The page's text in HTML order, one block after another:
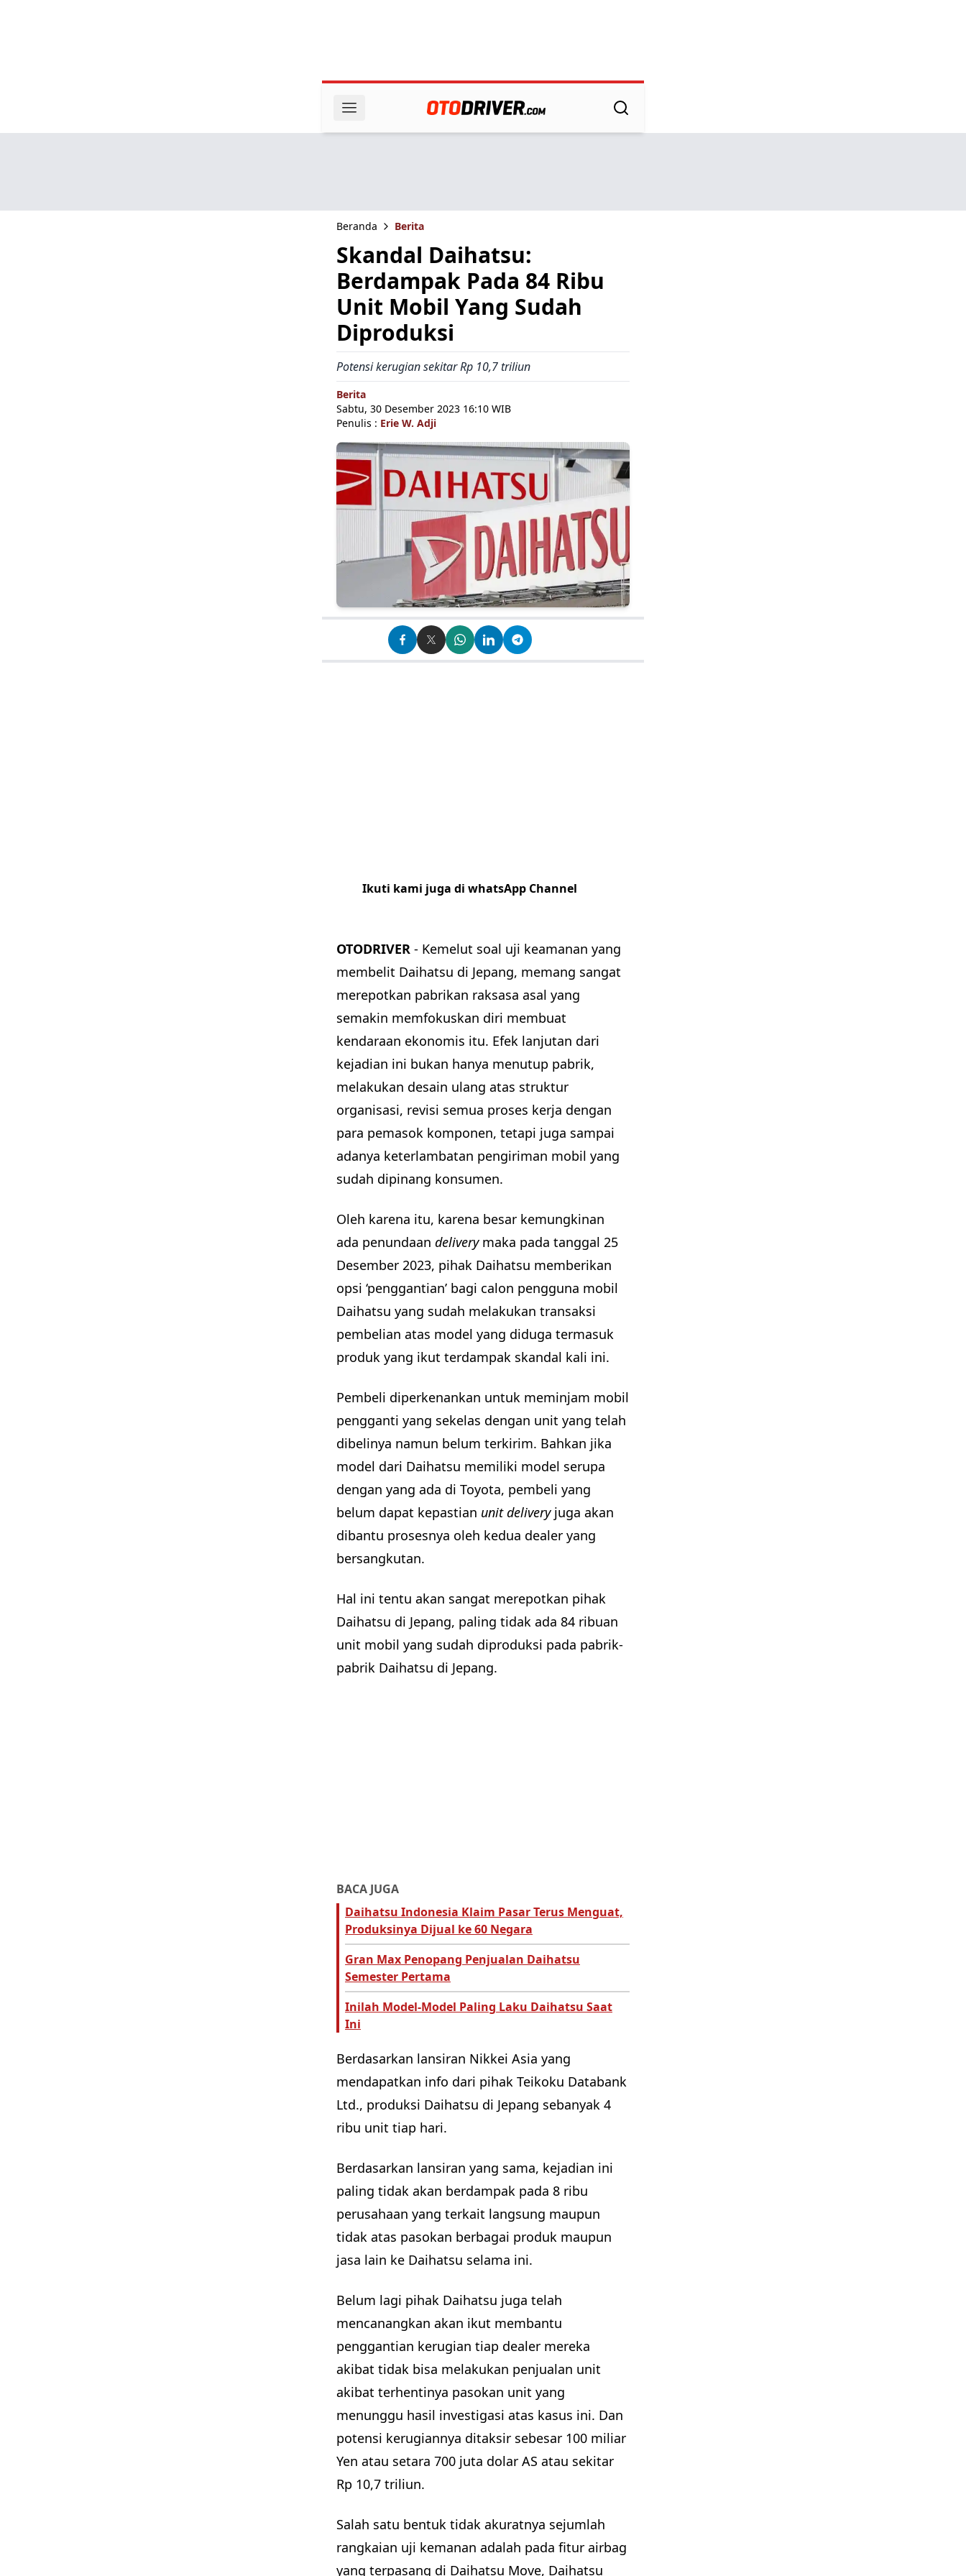
Beranda Berita
Skandal Daihatsu:
Berdampak Pada 84 Ribu
Unit Mobil Yang Sudah
Diproduksi
Potensi kerugian sekitar Rp 10,7 triliun
Berita
Sabtu, 30 Desember 2023 16:10 WIB
Penulis : Erie W. Adji
Ikuti kami juga di whatsApp Channel
OTODRIVER - Kemelut soal uji keamanan yang
membelit Daihatsu di Jepang, memang sangat
merepotkan pabrikan raksasa asal yang
semakin memfokuskan diri membuat
kendaraan ekonomis itu. Efek lanjutan dari
kejadian ini bukan hanya menutup pabrik,
melakukan desain ulang atas struktur
organisasi, revisi semua proses kerja dengan
para pemasok komponen, tetapi juga sampai
adanya keterlambatan pengiriman mobil yang
sudah dipinang konsumen.
Oleh karena itu, karena besar kemungkinan
ada penundaan delivery maka pada tanggal 25
Desember 2023, pihak Daihatsu memberikan
opsi ‘penggantian’ bagi calon pengguna mobil
Daihatsu yang sudah melakukan transaksi
pembelian atas model yang diduga termasuk
produk yang ikut terdampak skandal kali ini.
Pembeli diperkenankan untuk meminjam mobil
pengganti yang sekelas dengan unit yang telah
dibelinya namun belum terkirim. Bahkan jika
model dari Daihatsu memiliki model serupa
dengan yang ada di Toyota, pembeli yang
belum dapat kepastian unit deliveryjuga akan
dibantu prosesnya oleh kedua dealer yang
bersangkutan.
Hal ini tentu akan sangat merepotkan pihak
Daihatsu di Jepang, paling tidak ada 84 ribuan
unit mobil yang sudah diproduksi pada pabrik-
pabrik Daihatsu di Jepang.
BACA JUGA
Daihatsu Indonesia Klaim Pasar Terus Menguat,
Produksinya Dijual ke 60 Negara
Gran Max Penopang Penjualan Daihatsu
Semester Pertama
Inilah Model-Model Paling Laku Daihatsu Saat
Ini
Berdasarkan lansiran Nikkei Asia yang
mendapatkan info dari pihak Teikoku Databank
Ltd., produksi Daihatsu di Jepang sebanyak 4
ribu unit tiap hari.
Berdasarkan lansiran yang sama, kejadian ini
paling tidak akan berdampak pada 8 ribu
perusahaan yang terkait langsung maupun
tidak atas pasokan berbagai produk maupun
jasa lain ke Daihatsu selama ini.
Belum lagi pihak Daihatsu juga telah
mencanangkan akan ikut membantu
penggantian kerugian tiap dealer mereka
akibat tidak bisa melakukan penjualan unit
akibat terhentinya pasokan unit yang
menunggu hasil investigasi atas kasus ini. Dan
potensi kerugiannya ditaksir sebesar 100 miliar
Yen atau setara 700 juta dolar AS atau sekitar
Rp 10,7 triliun.
Salah satu bentuk tidak akuratnya sejumlah
rangkaian uji kemanan adalah pada fitur airbag
yang terpasang di Daihatsu Move, Daihatsu